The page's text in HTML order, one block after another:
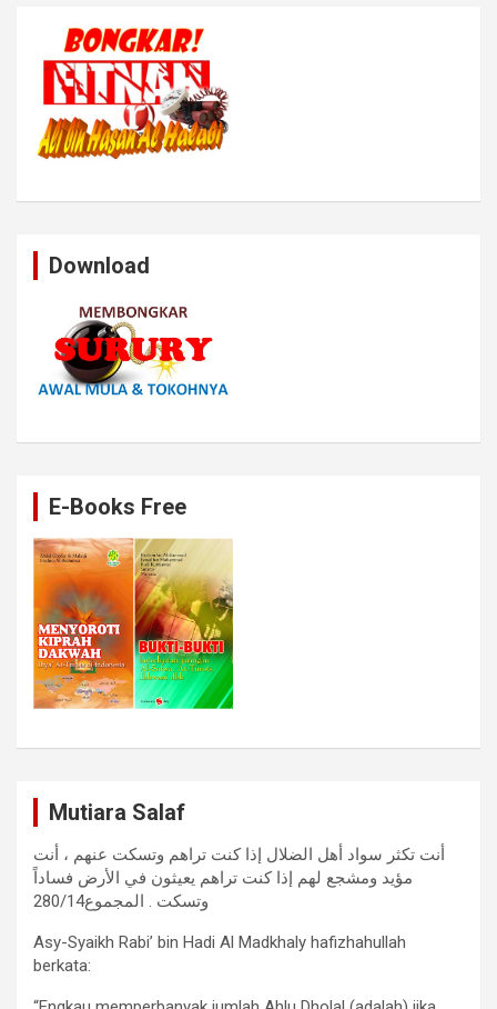
Download
E-Books Free
Mutiara Salaf
أنت تكثر سواد أهل الضلال إذا كنت تراهم وتسكت عنهم ، أنت
مؤيد ومشجع لهم إذا كنت تراهم يعيثون في الأرض فساداً
وتسكت . المجموع280/14
Asy-Syaikh Rabi’ bin Hadi Al Madkhaly hafizhahullah
berkata: